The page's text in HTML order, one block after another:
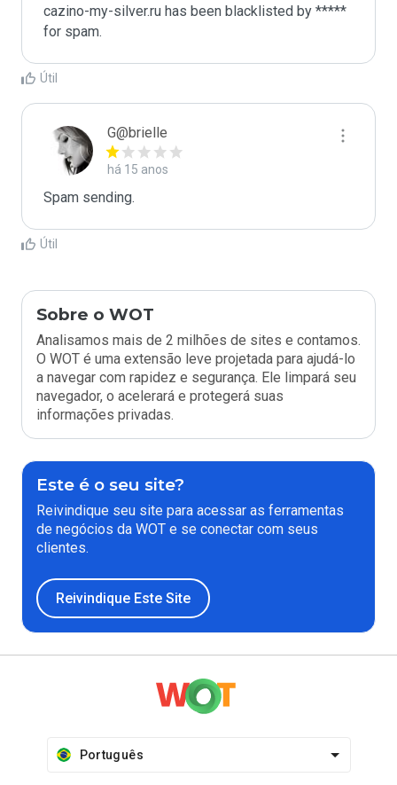
cazino-my-silver.ru has been blacklisted by *****
for spam.
Útil
G@brielle
há 15 anos
Spam sending.
Útil
Sobre o WOT
Analisamos mais de 2 milhões de sites e contamos.
O WOT é uma extensão leve projetada para ajudá-lo
a navegar com rapidez e segurança. Ele limpará seu
navegador, o acelerará e protegerá suas
informações privadas.
Este é o seu site?
Reivindique seu site para acessar as ferramentas
de negócios da WOT e se conectar com seus
clientes.
Reivindique Este Site
Português